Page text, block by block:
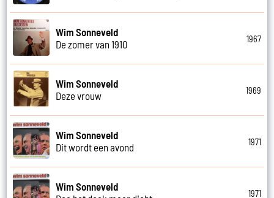
Wim Sonneveld
De zomer van 1910
1967
Wim Sonneveld
Deze vrouw
1969
Wim Sonneveld
Dit wordt een avond
1971
Wim Sonneveld
1971